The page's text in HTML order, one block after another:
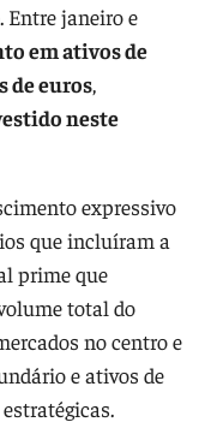
janeiro e
em ativos de
de euros,
neste
expressivo
que incluíram a
prime que
total do
no centro e
e ativos de